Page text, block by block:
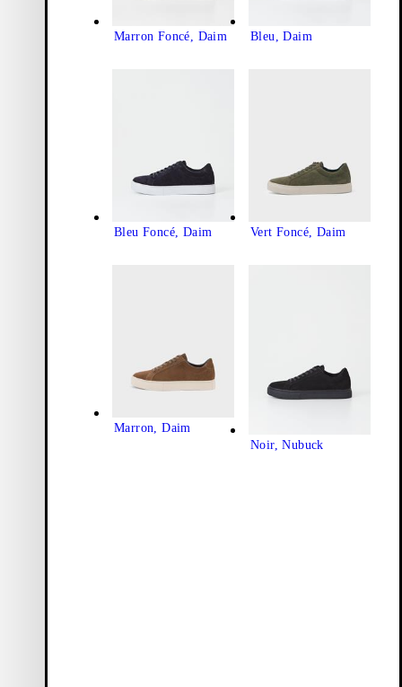
Marron Foncé, Daim Bleu, Daim
Bleu Foncé, Daim Vert Foncé, Daim
Marron, Daim
Noir, Nubuck